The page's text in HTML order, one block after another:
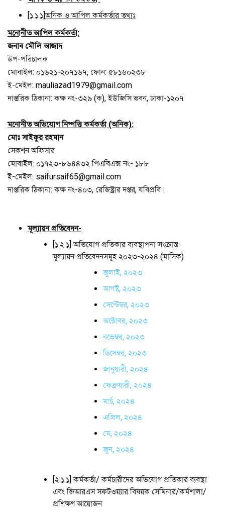
[১.১.১]অনিক ও আপিল কর্মকর্তার তথ্যঃ
মনোনীত আপিল কর্মকর্তা:
জনাব মৌলি আজাদ
উপ-পরিচালক
মোবাইল: ০১৬২১-২০৭১৬৭, ফোন: ৫৮১৬০২৩৮
ই-মেইল: mauliazad1979@gmail.com
দাপ্তরিক ঠিকানা: কক্ষ নং-৩২৯ (ক), ইউজিসি ভবন, ঢাকা-১২০৭
মনোনীত অভিযোগ নিষ্পত্তি কর্মকর্তা (অনিক):
মোঃ সাইফুর রহমান
সেকশন অফিসার
মোবাইল: ০১৭২৩-৮৬৪৪৩২ পিএবিএক্স নং- ১৮৮
ই-মেইল: saifursaif65@gmail.com
দাপ্তরিক ঠিকানা: কক্ষ নং-৪০৩, রেজিস্ট্রার দপ্তর, যবিপ্রবি।
মূল্যায়ন প্রতিবেদন-
[১.২.১] অভিযোগ প্রতিকার ব্যবস্থাপনা সংক্রান্ত
মূল্যায়ন প্রতিবেদনসমূহ ২০২৩-২০২৪ (মাসিক)
জুলাই, ২০২৩
আগস্ট, ২০২৩
সেপ্টেম্বর, ২০২৩
অক্টোবর, ২০২৩
নভেম্বর, ২০২৩
ডিসেম্বর, ২০২৩
জানুয়ারী, ২০২৪
ফেব্রুয়ারী, ২০২৪
মার্চ, ২০২৪
এপ্রিল, ২০২৪
মে, ২০২৪
জুন, ২০২৪
[২.১.১] কর্মকর্তা/ কর্মচারীদের অভিযোগ প্রতিকার ব্যবস্থা
এবং জিআরএস সফটওয়্যার বিষয়ক সেমিনার/কর্মশালা/
প্রশিক্ষণ আয়োজন